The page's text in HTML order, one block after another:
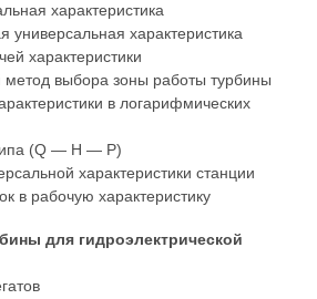
характеристика
универсальная характеристика
характеристики
метод выбора зоны работы турбины
в логарифмических
(Q — H — Р)
характеристики станции
в рабочую характеристику
для гидроэлектрической